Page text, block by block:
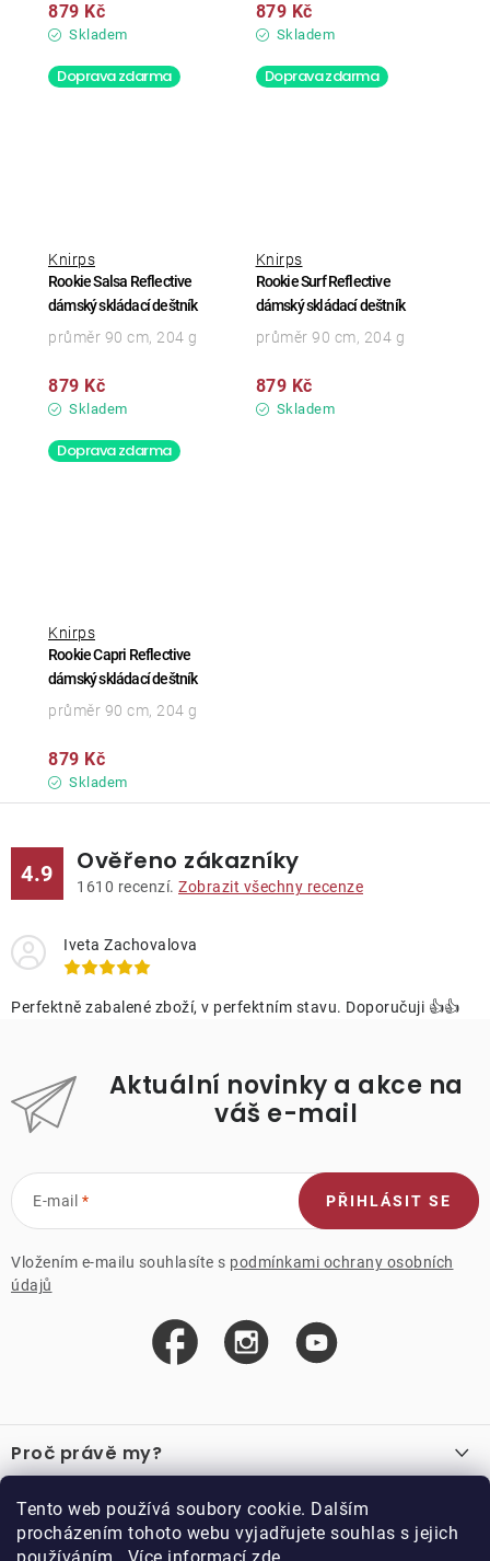
Tento web používá soubory cookie. Dalším
procházením tohoto webu vyjadřujete souhlas s jejich
Skladem
879 Kč
Skladem
879 Kč
Doprava zdarma
Rookie Salsa Reflective
dámský skládací deštník
Knirps
Skladem
879 Kč
průměr 90 cm, 204 g
Doprava zdarma
Rookie Surf Reflective
dámský skládací deštník
Knirps
Skladem
879 Kč
průměr 90 cm, 204 g
Doprava zdarma
Rookie Capri Reflective
dámský skládací deštník
Knirps
Skladem
879 Kč
průměr 90 cm, 204 g
4.9 Ověřeno zákazníky
1610 recenzí. Zobrazit všechny recenze
Iveta Zachovalova
Perfektně zabalené zboží, v perfektním stavu. Doporučuji 👍👍
Aktuální novinky a akce na
váš e-mail
E-mail
Vložením e-mailu souhlasíte s podmínkami ochrany osobních
údajů
PŘIHLÁSIT SE
á
p
a
Proč právě my?
Recenze
Důležité odkazy
Velkoobchod